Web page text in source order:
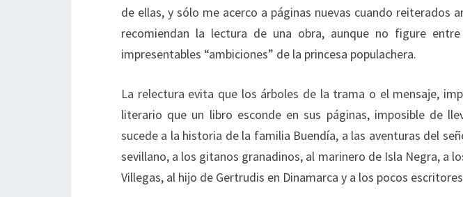
de ellas, y sólo me acerco a páginas nuevas cuando reiterados
recomiendan la lectura de una obra, aunque no figure
impresentables “ambiciones” de la princesa populachera.
La relectura evita que los árboles de la trama o el mensaje,
literario que un libro esconde en sus páginas, imposible de
sucede a la historia de la familia Buendía, a las aventuras del
sevillano, a los gitanos granadinos, al marinero de Isla Negra, a
Villegas, al hijo de Gertrudis en Dinamarca y a los pocos